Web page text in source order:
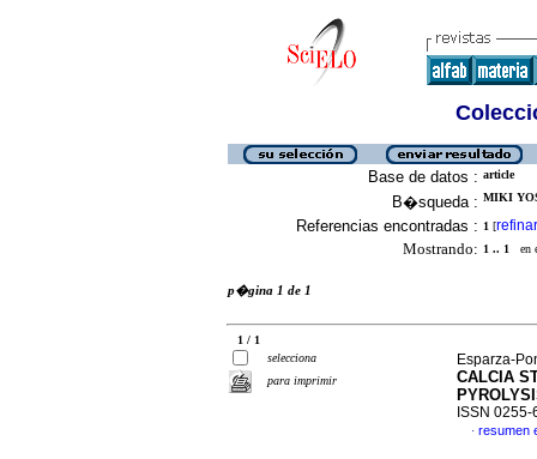
Base de datos : article
B�squeda : MIKI
Referencias encontradas : 1 [refinar
Mostrando: 1 .. 1 en
p�gina 1 de 1
1 / 1
selecciona
para imprimir
Esparza-
CALCIA
ISSN 0255-
· resumen